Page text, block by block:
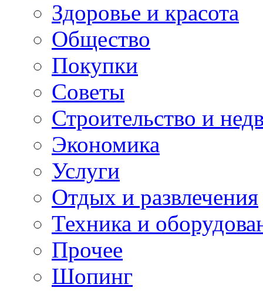
Здоровье и красота
Общество
Покупки
Советы
Строительство и
Экономика
Услуги
Отдых и развлечения
Техника и
Прочее
Шопинг